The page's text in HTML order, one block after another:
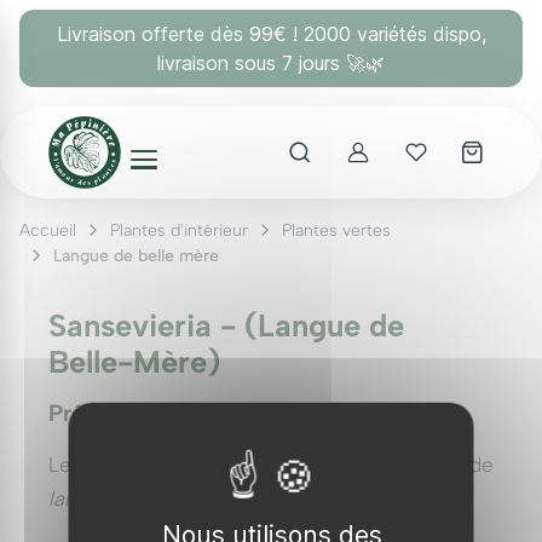
Livraison offerte dès 99€ ! 2000 variétés dispo,
livraison sous 7 jours 🚀🌿
AccountMes coups
Accueil Plantes d'intérieur
Plantes vertes
Langue de belle mère
Sansevieria - (Langue de
Belle-Mère)
Présentation des Sansevieria
Les
, aussi connues sous le nom de
langues de belle-mère
, sont des plantes
vivaces persistantes originaires de régions
Panneau de gestion des cookies
Nous utilisons des